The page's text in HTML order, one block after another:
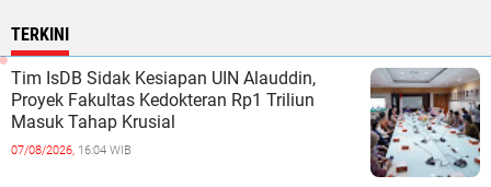
TERKINI
Tim IsDB Sidak Kesiapan UIN Alauddin,
Proyek Fakultas Kedokteran Rp1 Triliun
Masuk Tahap Krusial
07/08/2026, 16:04 WIB